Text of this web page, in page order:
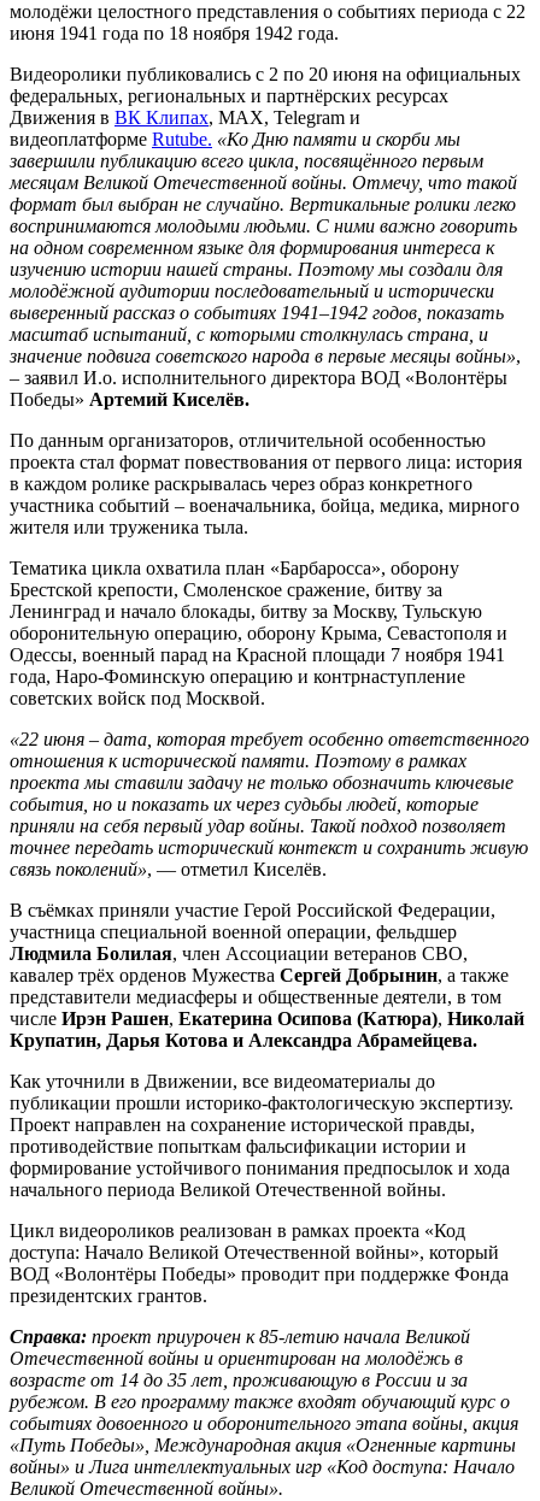
молодёжи целостного представления о событиях периода с 22
июня 1941 года по 18 ноября 1942 года.
Видеоролики публиковались с 2 по 20 июня на официальных
федеральных, региональных и партнёрских ресурсах
Движения в ВК Клипах, MAX, Telegram и
видеоплатформе Rutube. «Ко Дню памяти и скорби мы
завершили публикацию всего цикла, посвящённого первым
месяцам Великой Отечественной войны. Отмечу, что такой
формат был выбран не случайно. Вертикальные ролики легко
воспринимаются молодыми людьми. С ними важно говорить
на одном современном языке для формирования интереса к
изучению истории нашей страны. Поэтому мы создали для
молодёжной аудитории последовательный и исторически
выверенный рассказ о событиях 1941–1942 годов, показать
масштаб испытаний, с которыми столкнулась страна, и
значение подвига советского народа в первые месяцы войны»,
– заявил И.о. исполнительного директора ВОД «Волонтёры
Победы» Артемий Киселёв.
По данным организаторов, отличительной особенностью
проекта стал формат повествования от первого лица: история
в каждом ролике раскрывалась через образ конкретного
участника событий – военачальника, бойца, медика, мирного
жителя или труженика тыла.
Тематика цикла охватила план «Барбаросса», оборону
Брестской крепости, Смоленское сражение, битву за
Ленинград и начало блокады, битву за Москву, Тульскую
оборонительную операцию, оборону Крыма, Севастополя и
Одессы, военный парад на Красной площади 7 ноября 1941
года, Наро-Фоминскую операцию и контрнаступление
советских войск под Москвой.
«22 июня – дата, которая требует особенно ответственного
отношения к исторической памяти. Поэтому в рамках
проекта мы ставили задачу не только обозначить ключевые
события, но и показать их через судьбы людей, которые
приняли на себя первый удар войны. Такой подход позволяет
точнее передать исторический контекст и сохранить живую
связь поколений», — отметил Киселёв.
В съёмках приняли участие Герой Российской Федерации,
участница специальной военной операции, фельдшер
Людмила Болилая, член Ассоциации ветеранов СВО,
кавалер трёх орденов Мужества Сергей Добрынин, а также
представители медиасферы и общественные деятели, в том
числе Ирэн Рашен, Екатерина Осипова (Катюра), Николай
Крупатин, Дарья Котова и Александра Абрамейцева.
Как уточнили в Движении, все видеоматериалы до
публикации прошли историко-фактологическую экспертизу.
Проект направлен на сохранение исторической правды,
противодействие попыткам фальсификации истории и
формирование устойчивого понимания предпосылок и хода
начального периода Великой Отечественной войны.
Цикл видеороликов реализован в рамках проекта «Код
доступа: Начало Великой Отечественной войны», который
ВОД «Волонтёры Победы» проводит при поддержке Фонда
президентских грантов.
Справка: проект приурочен к 85-летию начала Великой
Отечественной войны и ориентирован на молодёжь в
возрасте от 14 до 35 лет, проживающую в России и за
рубежом. В его программу также входят обучающий курс о
событиях довоенного и оборонительного этапа войны, акция
«Путь Победы», Международная акция «Огненные картины
войны» и Лига интеллектуальных игр «Код доступа: Начало
Великой Отечественной войны».